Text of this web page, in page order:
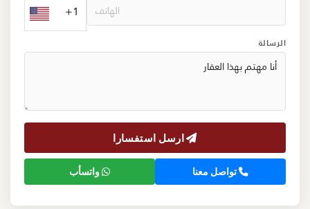
+1
الرسالة
ارسل استفسارا
تواصل معنا واتسأب